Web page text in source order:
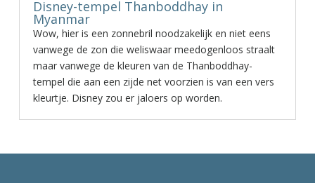
Disney-tempel Thanboddhay in
Myanmar
Wow, hier is een zonnebril noodzakelijk en niet eens
vanwege de zon die weliswaar meedogenloos straalt
maar vanwege de kleuren van de Thanboddhay-
tempel die aan een zijde net voorzien is van een vers
kleurtje. Disney zou er jaloers op worden.